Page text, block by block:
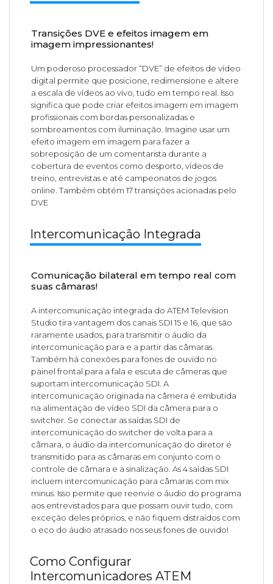
Transições DVE e efeitos imagem em
imagem impressionantes!
Um poderoso processador “DVE” de efeitos de vídeo
digital permite que posicione, redimensione e altere
a escala de vídeos ao vivo, tudo em tempo real. Isso
significa que pode criar efeitos imagem em imagem
profissionais com bordas personalizadas e
sombreamentos com iluminação. Imagine usar um
efeito imagem em imagem para fazer a
sobreposição de um comentarista durante a
cobertura de eventos como desporto, vídeos de
treino, entrevistas e até campeonatos de jogos
online. Também obtém 17 transições acionadas pelo
DVE
Intercomunicação Integrada
Comunicação bilateral em tempo real com
suas câmaras!
A intercomunicação integrada do ATEM Television
Studio tira vantagem dos canais SDI 15 e 16, que são
raramente usados, para transmitir o áudio da
intercomunicação para e a partir das câmaras.
Também há conexões para fones de ouvido no
painel frontal para a fala e escuta de câmeras que
suportam intercomunicação SDI. A
intercomunicação originada na câmera é embutida
na alimentação de vídeo SDI da câmera para o
switcher. Se conectar as saídas SDI de
intercomunicação do switcher de volta para a
câmara, o áudio da intercomunicação do diretor é
transmitido para as câmaras em conjunto com o
controle de câmara e a sinalização. As 4 saídas SDI
incluem intercomunicação para câmaras com mix
minus. Isso permite que reenvie o áudio do programa
aos entrevistados para que possam ouvir tudo, com
exceção deles próprios, e não fiquem distraídos com
o eco do áudio atrasado nos seus fones de ouvido!
Como Configurar
Intercomunicadores ATEM